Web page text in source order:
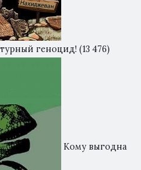
геноцид! (13 476)
Кому выгодна